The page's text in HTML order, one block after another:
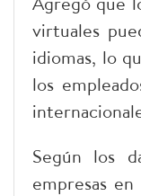
virtuales
idiomas, lo
los
Según los
empresas